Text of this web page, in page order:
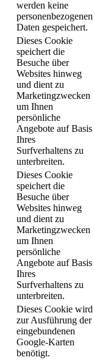
werden keine
personenbezogenen
Daten gespeichert.
Dieses Cookie
speichert die
Besuche über
Websites hinweg
und dient zu
Marketingzwecken
um Ihnen
persönliche
Angebote auf Basis
Ihres
Surfverhaltens zu
unterbreiten.
Dieses Cookie
speichert die
Besuche über
Websites hinweg
und dient zu
Marketingzwecken
um Ihnen
persönliche
Angebote auf Basis
Ihres
Surfverhaltens zu
unterbreiten.
Dieses Cookie wird
zur Ausführung der
eingebundenen
Google-Karten
benötigt.